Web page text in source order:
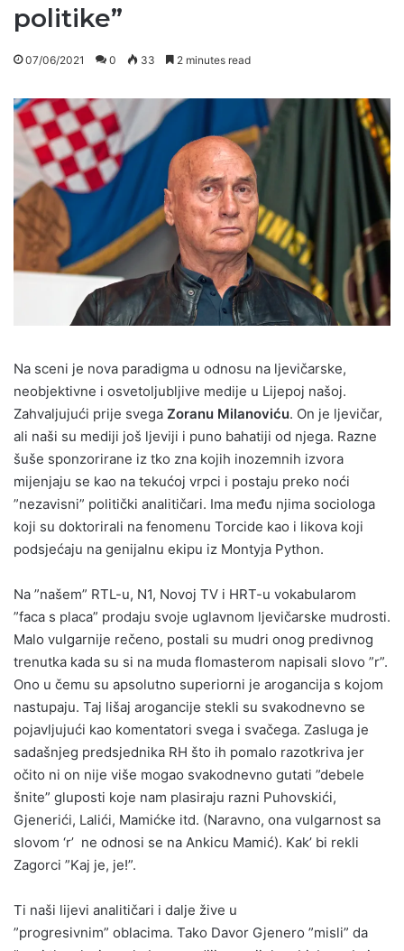
politike”
07/06/2021 0 33 2 minutes read
Na sceni je nova paradigma u odnosu na ljevičarske,
neobjektivne i osvetoljubljive medije u Lijepoj našoj.
Zahvaljujući prije svega Zoranu Milanoviću. On je ljevičar,
ali naši su mediji još ljeviji i puno bahatiji od njega. Razne
šuše sponzorirane iz tko zna kojih inozemnih izvora
mijenjaju se kao na tekućoj vrpci i postaju preko noći
”nezavisni” politički analitičari. Ima među njima sociologa
koji su doktorirali na fenomenu Torcide kao i likova koji
podsjećaju na genijalnu ekipu iz Montyja Python.
Na ”našem” RTL-u, N1, Novoj TV i HRT-u vokabularom
”faca s placa” prodaju svoje uglavnom ljevičarske mudrosti.
Malo vulgarnije rečeno, postali su mudri onog predivnog
trenutka kada su si na muda flomasterom napisali slovo ”r”.
Ono u čemu su apsolutno superiorni je arogancija s kojom
nastupaju. Taj lišaj arogancije stekli su svakodnevno se
pojavljujući kao komentatori svega i svačega. Zasluga je
sadašnjeg predsjednika RH što ih pomalo razotkriva jer
očito ni on nije više mogao svakodnevno gutati ”debele
šnite” gluposti koje nam plasiraju razni Puhovskići,
Gjenerići, Lalići, Mamićke itd. (Naravno, ona vulgarnost sa
slovom ‘r’ ne odnosi se na Ankicu Mamić). Kak’ bi rekli
Zagorci ”Kaj je, je!”.
Ti naši lijevi analitičari i dalje žive u
”progresivnim” oblacima. Tako Davor Gjenero ”misli” da